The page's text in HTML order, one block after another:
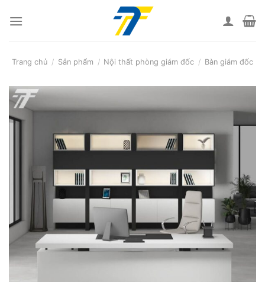
Trang chủ / Sản phẩm / Nội thất phòng giám đốc / Bàn giám đốc